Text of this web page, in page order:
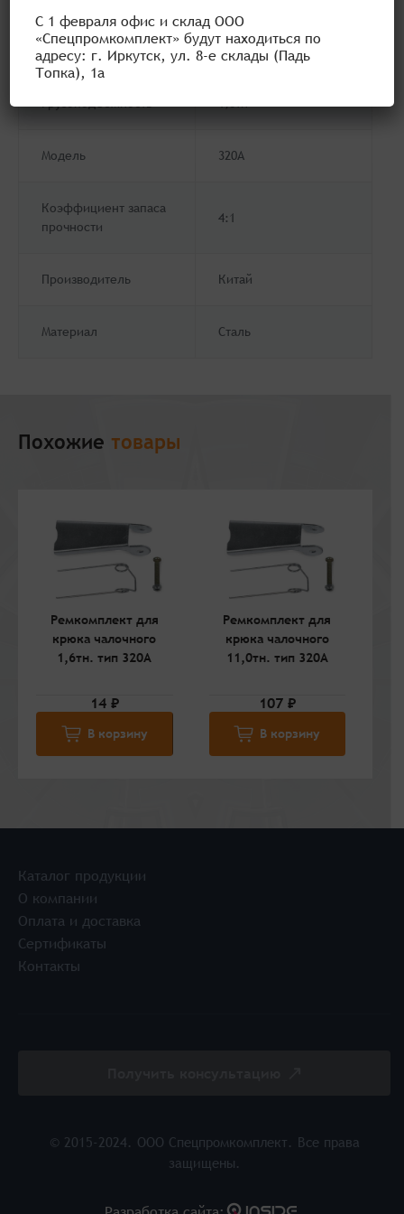
Наш интернет-магазин представляет вам большой
каталог продукции, отвечающей всем стандартам и
нормам качества.
Модель 320А
Коэффициент запаса
прочности
4:1
Производитель Китай
Материал Сталь
Похожие товары
Ремкомплект для
крюка чалочного
1,6тн. тип 320А
14 ₽
В корзину
Ремкомплект для
крюка чалочного
11,0тн. тип 320А
107 ₽
В корзину
Каталог продукции
О компании
Оплата и доставка
Сертификаты
Контакты
© 2015-2024. ООО Спецпромкомплект. Все права
защищены.
С 1 февраля офис и склад ООО
«Спецпромкомплект» будут находиться по
адресу: г. Иркутск, ул. 8-е склады (Падь
Топка), 1а